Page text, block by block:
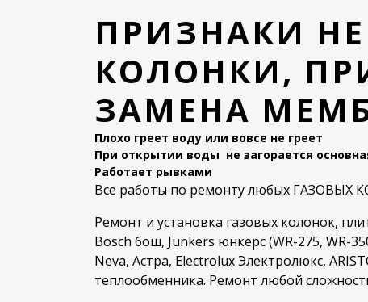
ПРИЗНАКИ
КОЛОНКИ,
ЗАМЕНА
Плохо греет воду или вовсе не греет
При открытии воды не загорается
Работает рывками
Все работы по ремонту любых ГАЗОВЫХ
Ремонт и установка газовых колонок,
Bosch бош, Junkers юнкерс (WR-275, WR-
Neva, Астра, Electrolux Электролюкс,
теплообменника. Ремонт любой